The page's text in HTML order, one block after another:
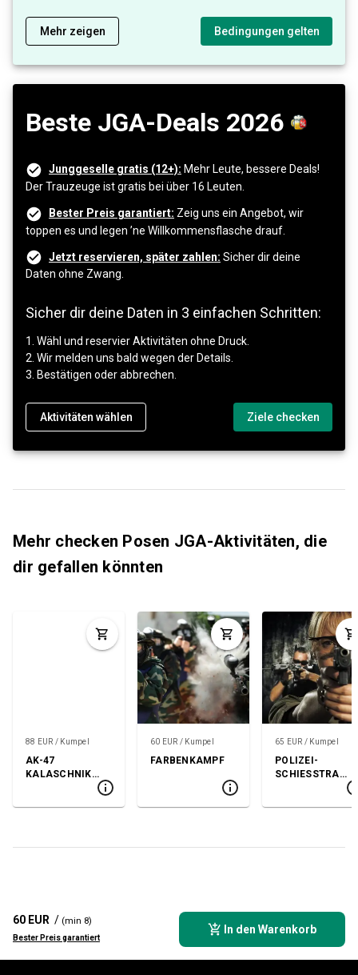
Mehr zeigen Bedingungen gelten
Beste JGA-Deals 2026
Junggeselle gratis (12+): Mehr Leute, bessere Deals!
Der Trauzeuge ist gratis bei über 16 Leuten.
Bester Preis garantiert: Zeig uns ein Angebot, wir
toppen es und legen ’ne Willkommensflasche drauf.
Jetzt reservieren, später zahlen: Sicher dir deine
Daten ohne Zwang.
Sicher dir deine Daten in 3 einfachen Schritten:
1. Wähl und reservier Aktivitäten ohne Druck.
2. Wir melden uns bald wegen der Details.
3. Bestätigen oder abbrechen.
Aktivitäten wählen Ziele checken
Mehr checken Posen JGA-Aktivitäten, die
dir gefallen könnten
88 EUR / Kumpel
AK-47
KALASCHNIKO
60 EUR / Kumpel
FARBENKAMPF
65 EUR / Kumpel
POLIZEI-
SCHIESSTRASS
60 EUR / (min 8)
Bester Preis garantiert
In den Warenkorb